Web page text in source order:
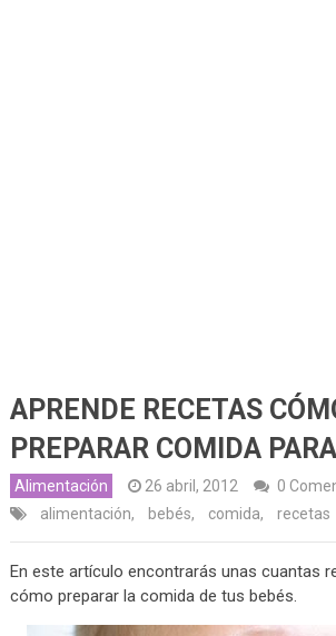
APRENDE RECETAS
PREPARAR COMIDA
Alimentación 26 abril, 2012
0
alimentación, bebés, comida, recetas
En este artículo encontrarás unas cuantas
cómo preparar la comida de tus bebés.